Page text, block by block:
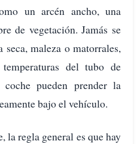
un arcén ancho, una
de vegetación. Jamás se
seca, maleza o matorrales,
del tubo de
pueden prender la
bajo el vehículo.
la regla general es que hay